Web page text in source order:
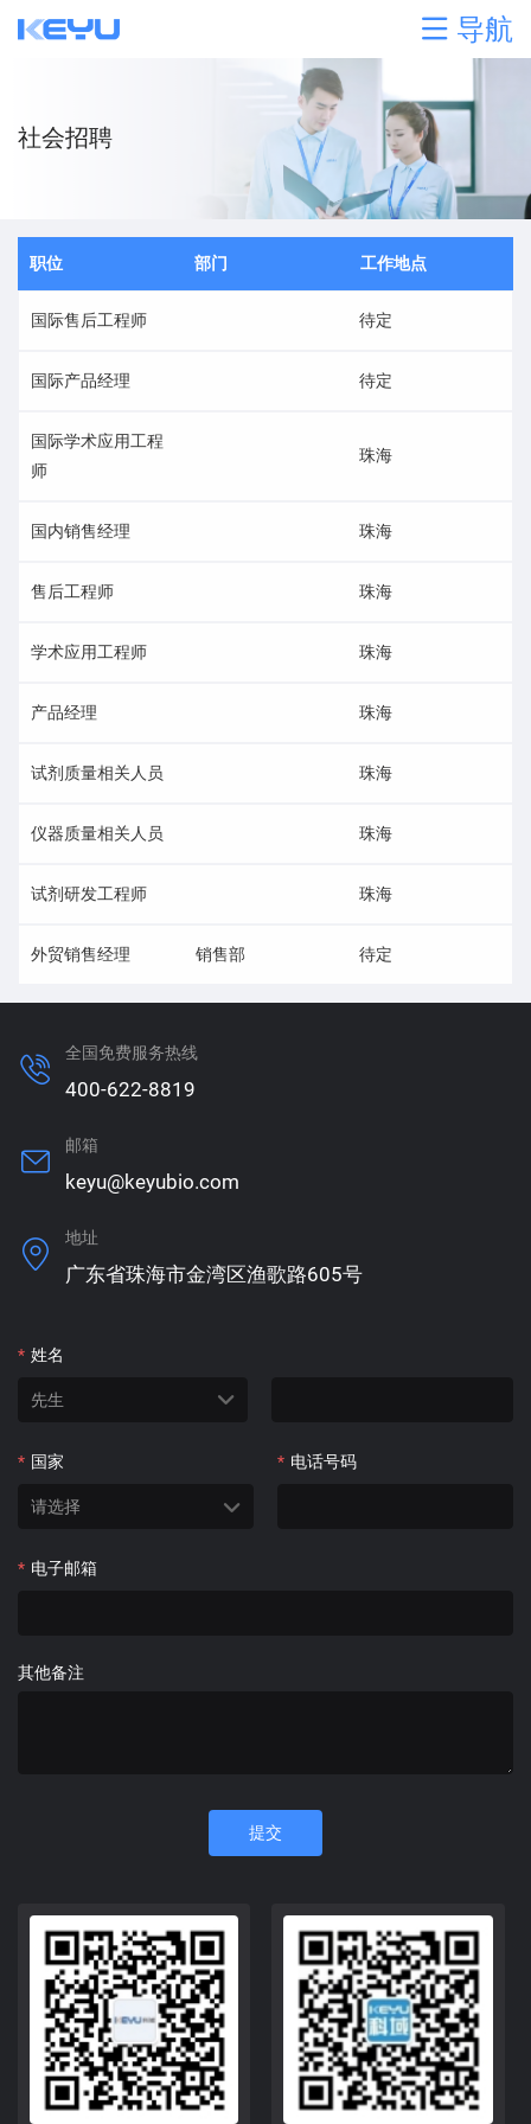
导航
社会招聘
职位 部门 工作地点
国际售后工程师 待定
国际产品经理 待定
国际学术应用工程
师
珠海
国内销售经理 珠海
售后工程师 珠海
学术应用工程师 珠海
产品经理 珠海
试剂质量相关人员 珠海
仪器质量相关人员 珠海
试剂研发工程师 珠海
外贸销售经理 销售部 待定
全国免费服务热线
400-622-8819
邮箱
keyu@keyubio.com
地址
广东省珠海市金湾区渔歌路605号
* 姓名
* 国家 * 电话号码
* 电子邮箱
其他备注
提交